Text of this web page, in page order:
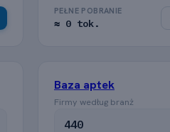
PEŁNE POBRANIE
≈ 0 tok.
Baza aptek
Firmy według branż
440